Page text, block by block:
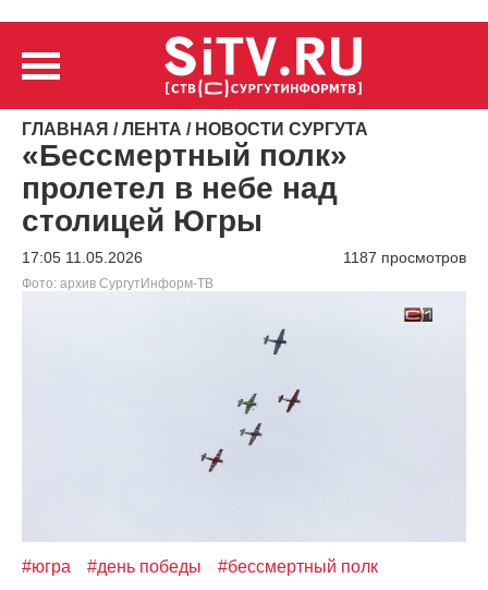
ГЛАВНАЯ /ЛЕНТА / НОВОСТИ СУРГУТА
«Бессмертный полк»
пролетел в небе над
столицей Югры
17:05 11.05.2026 1187 просмотров
Фото: архив СургутИнформ-ТВ
#югра #день победы #бессмертный полк